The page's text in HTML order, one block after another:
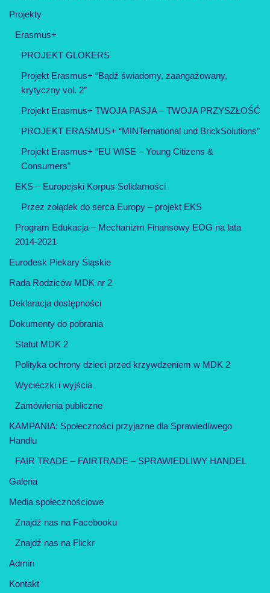
Projekty
Erasmus+
PROJEKT GLOKERS
Projekt Erasmus+ “Bądź świadomy, zaangażowany,
krytyczny vol. 2”
Projekt Erasmus+ TWOJA PASJA – TWOJA PRZYSZŁOŚĆ
PROJEKT ERASMUS+ “MINTernational und BrickSolutions”
Projekt Erasmus+ “EU WISE – Young Citizens &
Consumers”
EKS – Europejski Korpus Solidarności
Przez żołądek do serca Europy – projekt EKS
Program Edukacja – Mechanizm Finansowy EOG na lata
2014-2021
Eurodesk Piekary Śląskie
Rada Rodziców MDK nr 2
Deklaracja dostępności
Dokumenty do pobrania
Statut MDK 2
Polityka ochrony dzieci przed krzywdzeniem w MDK 2
Wycieczki i wyjścia
Zamówienia publiczne
KAMPANIA: Społeczności przyjazne dla Sprawiedliwego
Handlu
FAIR TRADE – FAIRTRADE – SPRAWIEDLIWY HANDEL
Galeria
Media społecznościowe
Znajdź nas na Facebooku
Znajdź nas na Flickr
Admin
Kontakt